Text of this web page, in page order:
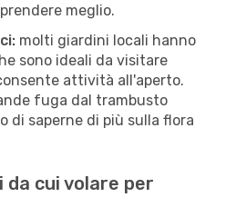
meglio.
molti giardini locali hanno
sono ideali da visitare
attività all'aperto.
fuga dal trambusto
di saperne di più sulla flora
cui volare per